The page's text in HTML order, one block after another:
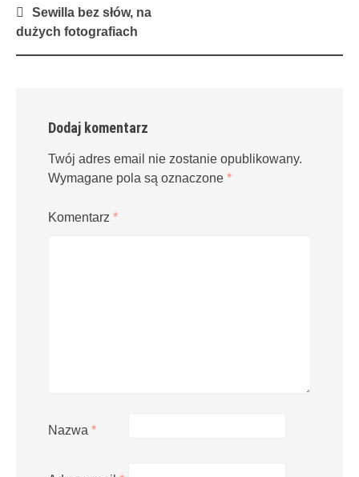
Post
navigation
Sewilla bez słów, na
dużych fotografiach
Dodaj komentarz
Twój adres email nie zostanie opublikowany.
Wymagane pola są oznaczone *
Komentarz *
Nazwa *